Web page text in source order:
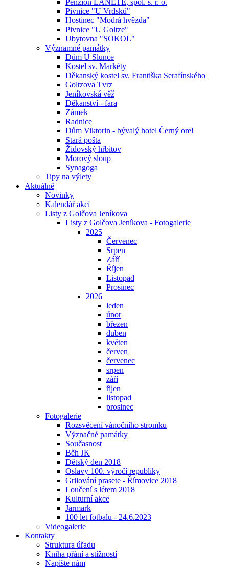
Penzion LANETE, spol. s. r. o.
Pivnice "U Vrdsků"
Hostinec "Modrá hvězda"
Pivnice "U Goltze"
Ubytovna "SOKOL"
Významné památky
Dům U Slunce
Kostel sv. Markéty
Děkanský kostel sv. Františka Serafínského
Goltzova Tvrz
Jeníkovská věž
Děkanství - fara
Zámek
Radnice
Dům Viktorin - bývalý hotel Černý orel
Stará pošta
Židovský hřbitov
Morový sloup
Synagoga
Tipy na výlety
Aktuálně
Novinky
Kalendář akcí
Listy z Golčova Jeníkova
Listy z Golčova Jeníkova - Fotogalerie
2025
Červenec
Srpen
Září
Říjen
Listopad
Prosinec
2026
leden
únor
březen
duben
květen
červen
červenec
srpen
září
říjen
listopad
prosinec
Fotogalerie
Rozsvěcení vánočního stromku
Význačné památky
Současnost
Běh JK
Dětský den 2018
Oslavy 100. výročí republiky
Grilování prasete - Římovice 2018
Loučení s létem 2018
Kulturní akce
Jarmark
100 let fotbalu - 24.6.2023
Videogalerie
Kontakty
Struktura úřadu
Kniha přání a stížností
Napište nám